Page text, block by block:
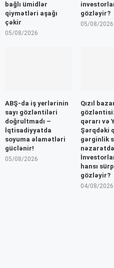
bağlı ümidlər
qiymətləri aşağı
çəkir
05/08/2026
gözləyir?
05/08/2026
ABŞ-da iş yerlərinin
sayı gözləntiləri
doğrultmadı –
İqtisadiyyatda
soyuma əlamətləri
güclənir!
05/08/2026
Qızıl
qərarı və
Şərqdəki
gərginlik
hansı
gözləyir?
04/08/2026